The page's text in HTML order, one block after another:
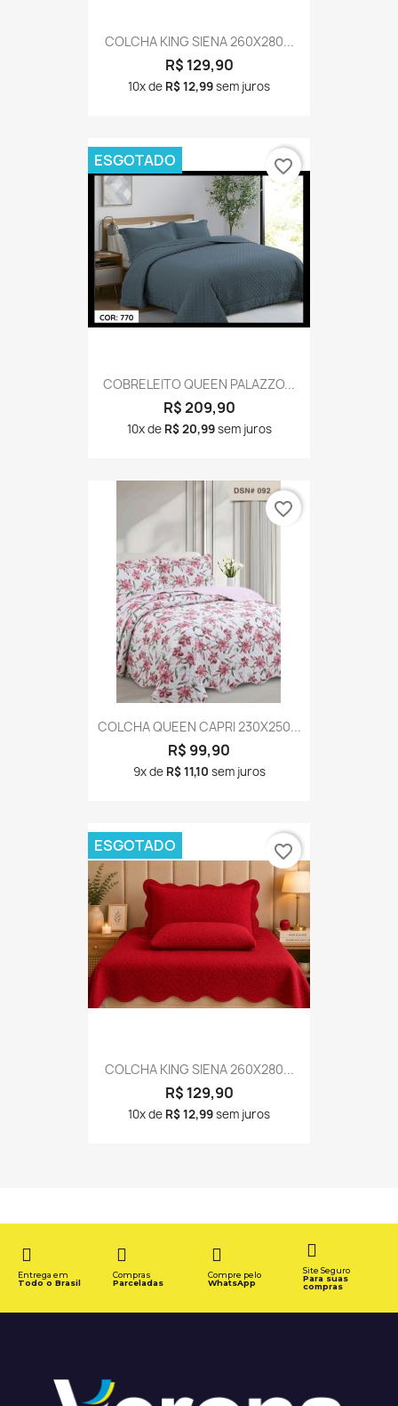
COLCHA KING SIENA 260X280...
R$ 129,90
10x de R$ 12,99sem juros
COBRELEITO QUEEN PALAZZO...
R$ 209,90
10x de R$ 20,99sem juros
ESGOTADO favorite_border
COLCHA QUEEN CAPRI 230X250...
R$ 99,90
9x de R$ 11,10 sem juros
favorite_border
COLCHA KING SIENA 260X280...
R$ 129,90
10x de R$ 12,99sem juros
ESGOTADO favorite_border
Entrega em
Todo o Brasil
Compras
Parceladas
Compre pelo
WhatsApp
Site Seguro
Para suas
compras